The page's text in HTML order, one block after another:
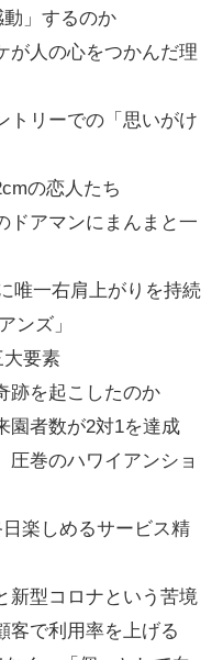
」するのか
が人の心をつかんだ理
トリーでの「思いがけ
の恋人たち
ドアマンにまんまと一
唯一右肩上がりを持続
ンズ」
大要素
跡を起こしたのか
園者数が2対1を達成
圧巻のハワイアンショ
楽しめるサービス精
新型コロナという苦境
客で利用率を上げる